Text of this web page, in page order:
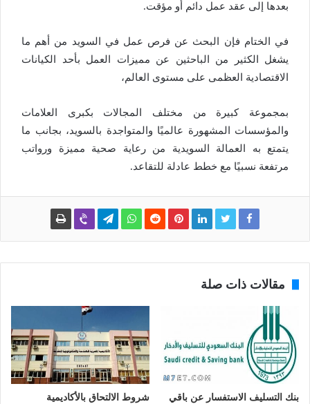
بعدها إلى عقد عمل دائم أو مؤقت.
في الختام فإن البحث عن فرص عمل في السويد من أهم ما
يشغل الكثير من الباحثين عن مميزات العمل بأحد الكيانات
الاقتصادية العظمى على مستوى العالم،
بمجموعة كبيرة من مختلف المجالات بكبرى العلامات
والمؤسسات المشهورة عالميًا والمتواجدة بالسويد، بجانب ما
يتمتع به العمالة السويدية من رعاية صحية مميزة ورواتب
مرتفعة نسبيًا مع خطط عادلة للتقاعد.
مقالات ذات صلة
بنك التسليف الاستفسار عن باقي
شروط الالتحاق بالأكاديمية